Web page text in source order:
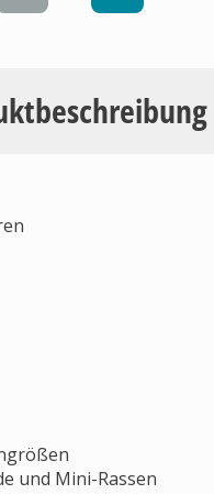
und Mini-Rassen